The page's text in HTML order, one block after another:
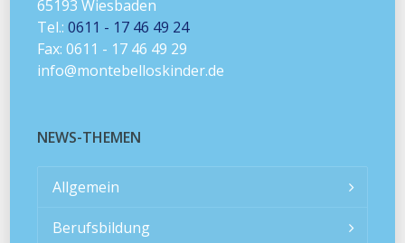
65193 Wiesbaden
Tel.:0611 - 17 46 49 24
Fax: 0611 - 17 46 49 29
info@montebelloskinder.de
NEWS-THEMEN
Allgemein
Berufsbildung